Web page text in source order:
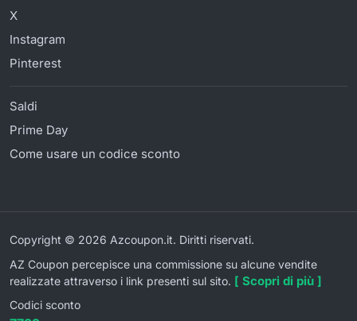
X
Instagram
Pinterest
Saldi
Prime Day
Come usare un codice sconto
Copyright © 2026 Azcoupon.it. Diritti riservati.
AZ Coupon percepisce una commissione su alcune vendite
realizzate attraverso i link presenti sul sito. [ Scopri di più ]
Codici sconto